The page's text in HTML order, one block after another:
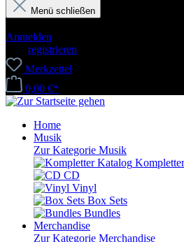
Menü schließen
Anmelden
registrieren
Merkzettel
0,00 €*
Home
Musik
Zur Kategorie Musik
CD
Vinyl
Box Sets
Bundles
Merchandise
Zur Kategorie Merchandise